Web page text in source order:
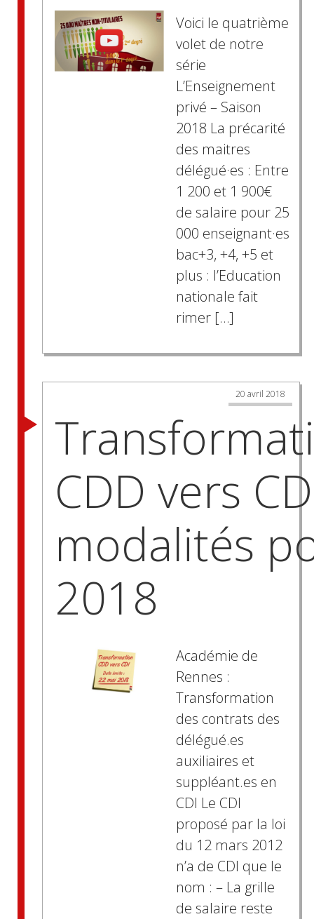
Voici le quatrième
volet de notre
série
L’Enseignement
privé – Saison
2018 La précarité
des maitres
délégué·es : Entre
1 200 et 1 900€
de salaire pour 25
000 enseignant·es
bac+3, +4, +5 et
plus : l’Education
nationale fait
rimer […]
20 avril 2018
CDD vers
modalités
2018
Académie de
Rennes :
Transformation
des contrats des
délégué.es
auxiliaires et
suppléant.es en
CDI Le CDI
proposé par la loi
du 12 mars 2012
n’a de CDI que le
nom : – La grille
de salaire reste